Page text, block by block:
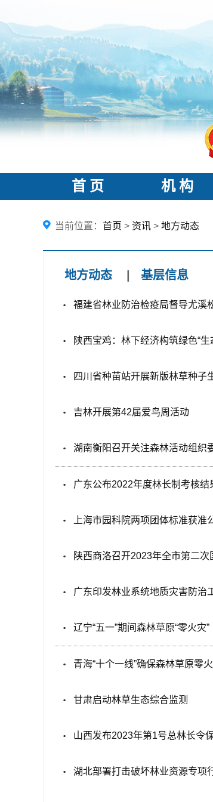
首 页 机 构
当前位置： 首页 > 资讯 > 地方动态
地方动态 基层信息
福建省林业防治检疫局督导尤溪
陕西宝鸡：林下经济构筑绿色“生
四川省种苗站开展新版林草种子
吉林开展第42届爱鸟周活动
湖南衡阳召开关注森林活动组织
广东公布2022年度林长制考核结
上海市园科院两项团体标准获准
陕西商洛召开2023年全市第二
广东印发林业系统地质灾害防治
辽宁“五一”期间森林草原“零火灾”
青海“十个一线”确保森林草原零
甘肃启动林草生态综合监测
山西发布2023年第1号总林长令
湖北部署打击破坏林业资源专项